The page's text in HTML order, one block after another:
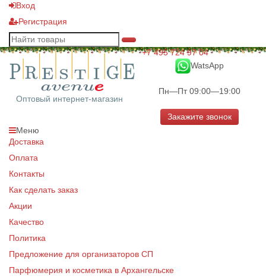
Вход
Регистрация
Оптовый интернет-магазин
+7 495 724 97 04
WatsApp
Пн—Пт 09:00—19:00
Закажите звонок
Меню
Доставка
Оплата
Контакты
Как сделать заказ
Акции
Качество
Политика
Предложение для организаторов СП
Парфюмерия и косметика в Архангельске